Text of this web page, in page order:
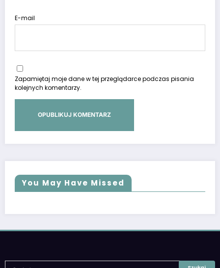
E-mail
Zapamiętaj moje dane w tej przeglądarce podczas pisania
kolejnych komentarzy.
You May Have Missed